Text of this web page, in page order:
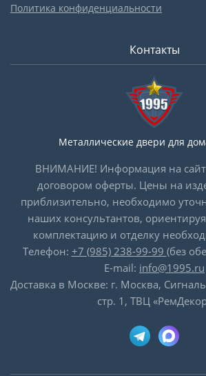
Политика конфиденциальности
Контакты
Металлические двери для
ВНИМАНИЕ! Информация на
договором оферты. Цены на
приблизительно, необходимо
наших консультантов,
комплектацию и отделку
Телефон: +7 (985) 238-99-99 (без
E-mail: info@1995.ru
Доставка в Москве: г. Москва,
стр. 1, ТВЦ